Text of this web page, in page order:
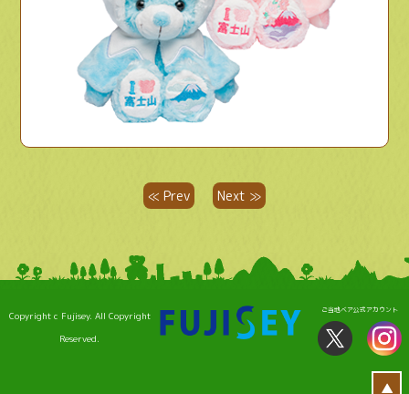
≪ Prev Next ≫
ご当地ベア公式アカウント
Copyright c Fujisey. All Copyright
Reserved.
▲